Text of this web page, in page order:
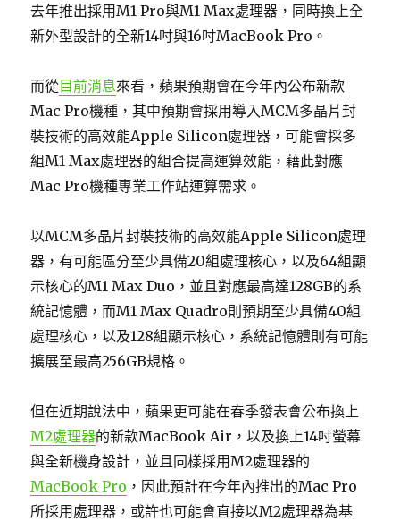
去年推出採用M1 Pro與M1 Max處理器，同時換上全
新外型設計的全新14吋與16吋MacBook Pro。
而從目前消息來看，蘋果預期會在今年內公布新款
Mac Pro機種，其中預期會採用導入MCM多晶片封
裝技術的高效能Apple Silicon處理器，可能會採多
組M1 Max處理器的組合提高運算效能，藉此對應
Mac Pro機種專業工作站運算需求。
以MCM多晶片封裝技術的高效能Apple Silicon處理
器，有可能區分至少具備20組處理核心，以及64組顯
示核心的M1 Max Duo，並且對應最高達128GB的系
統記憶體，而M1 Max Quadro則預期至少具備40組
處理核心，以及128組顯示核心，系統記憶體則有可能
擴展至最高256GB規格。
但在近期說法中，蘋果更可能在春季發表會公布換上
M2處理器的新款MacBook Air，以及換上14吋螢幕
與全新機身設計，並且同樣採用M2處理器的
MacBook Pro ，因此預計在今年內推出的Mac Pro
所採用處理器，或許也可能會直接以M2處理器為基